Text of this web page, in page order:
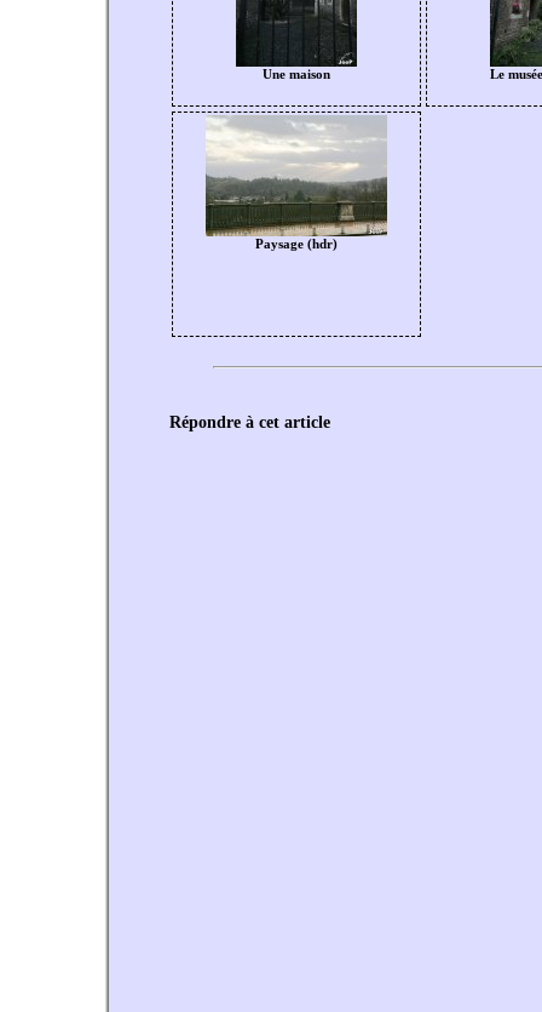
Une maison Le
Paysage (hdr)
Répondre à cet article